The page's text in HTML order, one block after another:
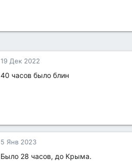
19 Дек 2022
40 часов было блин
5 Янв 2023
Было 28 часов, до Крыма.